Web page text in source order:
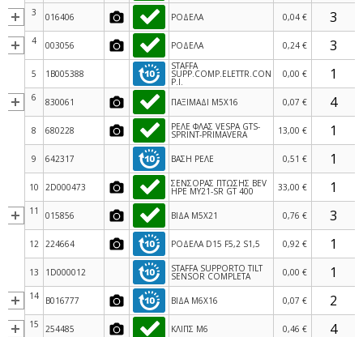
3 016406 ΡΟΔΕΛΑ 0,04 €
4 003056 ΡΟΔΕΛΑ 0,24 €
5 1B005388
STAFFA
SUPP.COMP.ELETTR.CON
P.I.
0,00 €
6 830061 ΠΑΞΙΜΑΔΙ M5X16 0,07 €
8 680228 ΡΕΛΕ ΦΛΑΣ VESPA GTS-
SPRINT-PRIMAVERA 13,00 €
9 642317 ΒΑΣΗ ΡΕΛΕ 0,51 €
10 2D000473 ΣΕΝΣΟΡΑΣ ΠΤΩΣΗΣ BEV
HPE MY21-SR GT 400 33,00 €
11 015856 ΒΙΔΑ M5X21 0,76 €
12 224664 ΡΟΔΕΛΑ D15 F5,2 S1,5 0,92 €
13 1D000012 STAFFA SUPPORTO TILT
SENSOR COMPLETA 0,00 €
14 B016777 ΒΙΔΑ M6X16 0,07 €
15 254485 ΚΛΙΠΣ M6 0,46 €